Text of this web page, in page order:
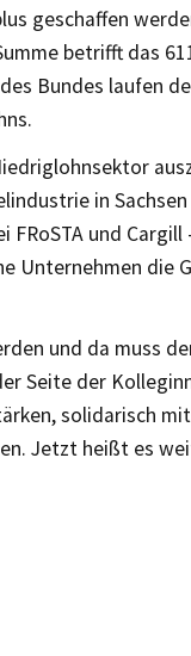
geschaffen
betrifft das
Bundes laufen
in
und Cargill
Unternehmen die
und da muss
Seite der
solidarisch
Jetzt heißt es